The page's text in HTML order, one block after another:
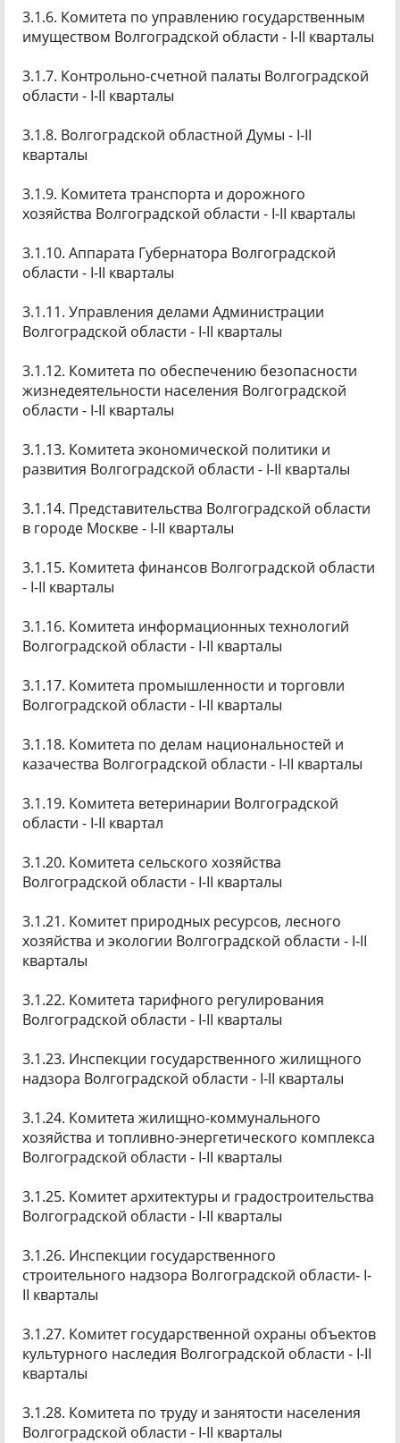
3.1.6. Комитета по управлению государственным
имуществом Волгоградской области - I-II кварталы
3.1.7. Контрольно-счетной палаты Волгоградской
области - I-II кварталы
3.1.8. Волгоградской областной Думы - I-II
кварталы
3.1.9. Комитета транспорта и дорожного
хозяйства Волгоградской области - I-II кварталы
3.1.10. Аппарата Губернатора Волгоградской
области - I-II кварталы
3.1.11. Управления делами Администрации
Волгоградской области - I-II кварталы
3.1.12. Комитета по обеспечению безопасности
жизнедеятельности населения Волгоградской
области - I-II кварталы
3.1.13. Комитета экономической политики и
развития Волгоградской области - I-II кварталы
3.1.14. Представительства Волгоградской области
в городе Москве - I-II кварталы
3.1.15. Комитета финансов Волгоградской области
- I-II кварталы
3.1.16. Комитета информационных технологий
Волгоградской области - I-II кварталы
3.1.17. Комитета промышленности и торговли
Волгоградской области - I-II кварталы
3.1.18. Комитета по делам национальностей и
казачества Волгоградской области - I-II кварталы
3.1.19. Комитета ветеринарии Волгоградской
области - I-II квартал
3.1.20. Комитета сельского хозяйства
Волгоградской области - I-II кварталы
3.1.21. Комитет природных ресурсов, лесного
хозяйства и экологии Волгоградской области - I-II
кварталы
3.1.22. Комитета тарифного регулирования
Волгоградской области - I-II кварталы
3.1.23. Инспекции государственного жилищного
надзора Волгоградской области - I-II кварталы
3.1.24. Комитета жилищно-коммунального
хозяйства и топливно-энергетического комплекса
Волгоградской области - I-II кварталы
3.1.25. Комитет архитектуры и градостроительства
Волгоградской области - I-II кварталы
3.1.26. Инспекции государственного
строительного надзора Волгоградской области- I-
II кварталы
3.1.27. Комитет государственной охраны объектов
культурного наследия Волгоградской области - I-II
кварталы
3.1.28. Комитета по труду и занятости населения
Волгоградской области - I-II кварталы